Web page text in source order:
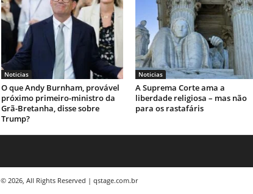
Noticias
O que Andy Burnham, provável
próximo primeiro-ministro da
Grã-Bretanha, disse sobre
Trump?
Noticias
A Suprema Corte ama a
liberdade religiosa – mas não
para os rastafáris
© 2026, All Rights Reserved | qstage.com.br